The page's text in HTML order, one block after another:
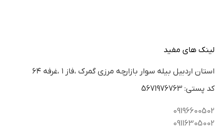
لینک های مفید
استان اردبيل بيله سوار بازارچه مرزي گمرك ،فاز ١ ،غرفه ٦٤
كد پستي: 5671976763
09196600502
09116305002